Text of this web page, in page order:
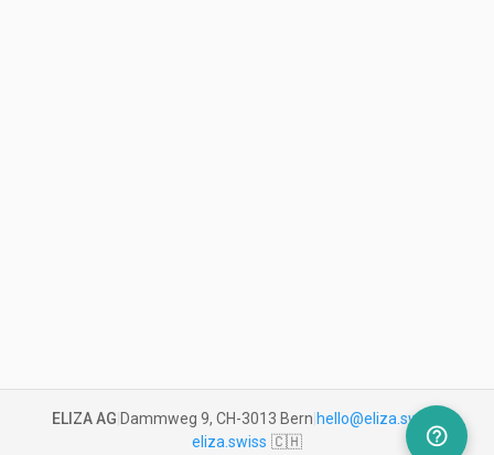
ELIZA AG Dammweg 9, CH-3013 Bern hello@eliza.swiss
eliza.swiss 🇨🇭 help_outline